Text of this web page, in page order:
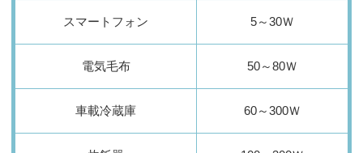
スマートフォン 5～30Ｗ
電気毛布 50～80Ｗ
車載冷蔵庫 60～300Ｗ